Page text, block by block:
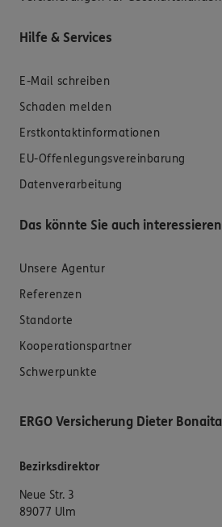
Hilfe & Services
E-Mail schreiben
Schaden melden
Erstkontaktinformationen
EU-Offenlegungsvereinbarung
Datenverarbeitung
Das könnte Sie auch interessieren
Unsere Agentur
Referenzen
Standorte
Kooperationspartner
Schwerpunkte
ERGO Versicherung Dieter Bonaita
Bezirksdirektor
Neue Str. 3
89077 Ulm